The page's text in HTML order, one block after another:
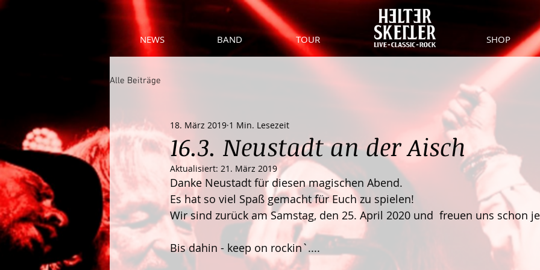
NEWS BAND TOUR SHOP
Alle Beiträge
16.3. Neustadt an der Aisch
18. März 2019 1 Min. Lesezeit
Aktualisiert: 21. März 2019
Danke Neustadt für diesen magischen Abend.
Es hat so viel Spaß gemacht für Euch zu spielen!
Wir sind zurück am Samstag, den 25. April 2020 und  freuen uns schon
Bis dahin - keep on rockin`....